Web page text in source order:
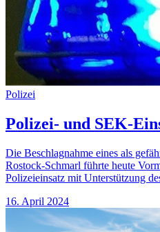
Polizei
Polizei- und SEK-
Die Beschlagnahme eines als
Rostock-Schmarl führte heute
Polizeieinsatz mit Unterstützung
16. April 2024